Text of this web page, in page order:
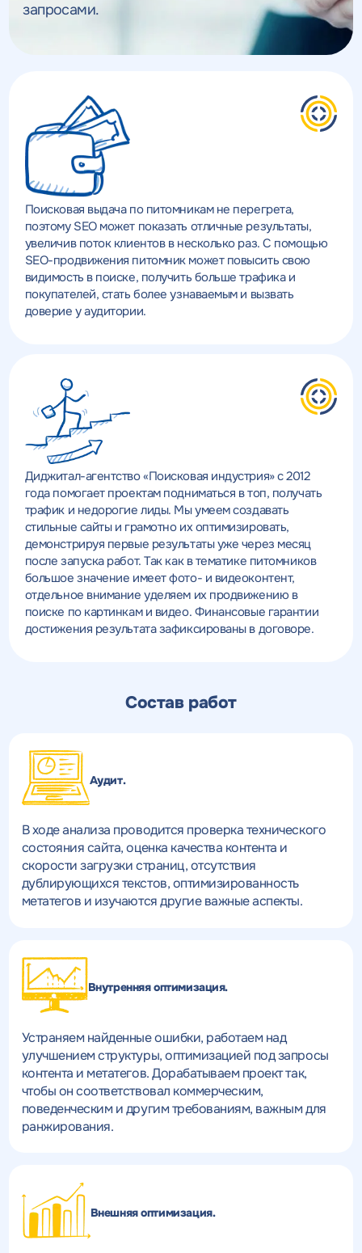
запросами.
Поисковая выдача по питомникам не перегрета,
поэтому SEO может показать отличные результаты,
увеличив поток клиентов в несколько раз. С помощью
SEO-продвижения питомник может повысить свою
видимость в поиске, получить больше трафика и
покупателей, стать более узнаваемым и вызвать
доверие у аудитории.
Диджитал-агентство «Поисковая индустрия» с 2012
года помогает проектам подниматься в топ, получать
трафик и недорогие лиды. Мы умеем создавать
стильные сайты и грамотно их оптимизировать,
демонстрируя первые результаты уже через месяц
после запуска работ. Так как в тематике питомников
большое значение имеет фото- и видеоконтент,
отдельное внимание уделяем их продвижению в
поиске по картинкам и видео. Финансовые гарантии
достижения результата зафиксированы в договоре.
Состав работ
Аудит.
В ходе анализа проводится проверка технического
состояния сайта, оценка качества контента и
скорости загрузки страниц, отсутствия
дублирующихся текстов, оптимизированность
метатегов и изучаются другие важные аспекты.
Внутренняя оптимизация.
Устраняем найденные ошибки, работаем над
улучшением структуры, оптимизацией под запросы
контента и метатегов. Дорабатываем проект так,
чтобы он соответствовал коммерческим,
поведенческим и другим требованиям, важным для
ранжирования.
Внешняя оптимизация.